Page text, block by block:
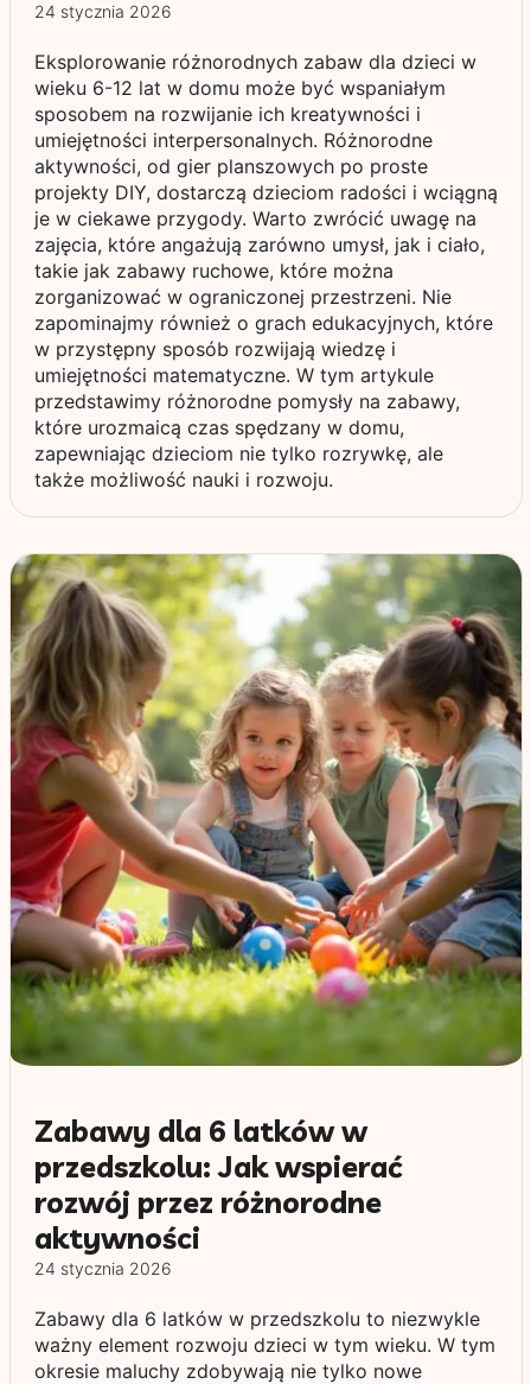
24 stycznia 2026
Eksplorowanie różnorodnych zabaw dla dzieci w
wieku 6-12 lat w domu może być wspaniałym
sposobem na rozwijanie ich kreatywności i
umiejętności interpersonalnych. Różnorodne
aktywności, od gier planszowych po proste
projekty DIY, dostarczą dzieciom radości i wciągną
je w ciekawe przygody. Warto zwrócić uwagę na
zajęcia, które angażują zarówno umysł, jak i ciało,
takie jak zabawy ruchowe, które można
zorganizować w ograniczonej przestrzeni. Nie
zapominajmy również o grach edukacyjnych, które
w przystępny sposób rozwijają wiedzę i
umiejętności matematyczne. W tym artykule
przedstawimy różnorodne pomysły na zabawy,
które urozmaicą czas spędzany w domu,
zapewniając dzieciom nie tylko rozrywkę, ale
także możliwość nauki i rozwoju.
Zabawy dla 6 latków w
przedszkolu: Jak wspierać
rozwój przez różnorodne
aktywności
24 stycznia 2026
Zabawy dla 6 latków w przedszkolu to niezwykle
ważny element rozwoju dzieci w tym wieku. W tym
okresie maluchy zdobywają nie tylko nowe